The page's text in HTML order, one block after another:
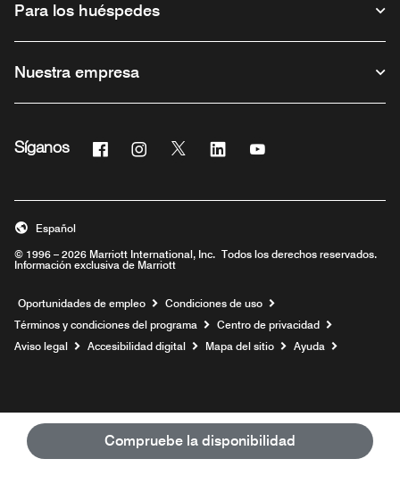
Compruebe la disponibilidad
Para los huéspedes
Nuestra empresa
Síganos Facebook
Abre una ventana nueva
Instagram
Abre una ventana nueva
Twitter
Abre una ventana nueva
Linkedin
Abre una ventana nueva
Abre una ventana
© 1996 – 2026 Marriott International, Inc. Todos los derechos reservados.
Información exclusiva de Marriott
Español
Oportunidades de empleo Abre una ventana nueva
Condiciones de uso
Términos y condiciones del programa
Centro de privacidad
Aviso legal
Accesibilidad digital Mapa del sitio Ayuda